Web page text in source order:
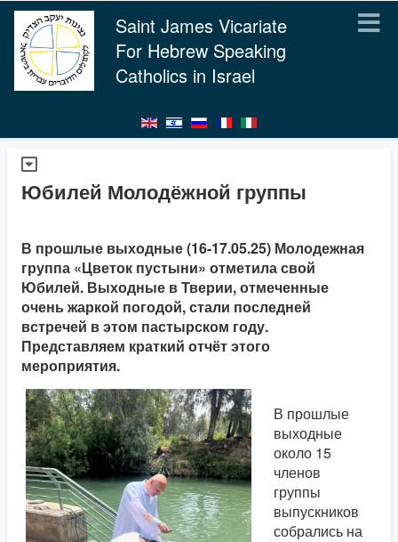
Saint James Vicariate
For Hebrew Speaking
Catholics in Israel
Юбилей Молодёжной группы
В прошлые выходные (16-17.05.25) Молодежная
группа «Цветок пустыни» отметила свой
Юбилей. Выходные в Тверии, отмеченные
очень жаркой погодой, стали последней
встречей в этом пастырском году.
Представляем краткий отчёт этого
мероприятия.
В прошлые
выходные
около 15
членов
группы
выпускников
собрались на